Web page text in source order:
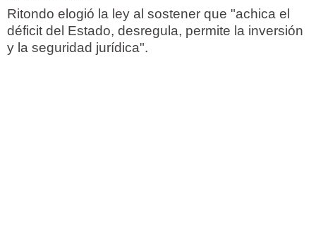
Ritondo elogió la ley al sostener que "achica el
déficit del Estado, desregula, permite la inversión
y la seguridad jurídica".